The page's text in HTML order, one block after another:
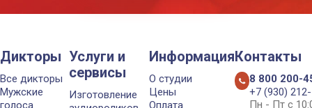
Дикторы
Все дикторы
Мужские
голоса
Услуги и
сервисы
Изготовление
Информация
О студии
Цены
Оплата
Контакты
8 800 200-
+7 (930)
Пн - Пт с